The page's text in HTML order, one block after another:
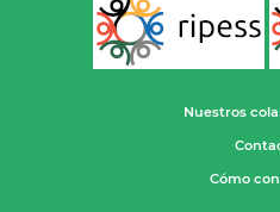
Nuestros
Cómo